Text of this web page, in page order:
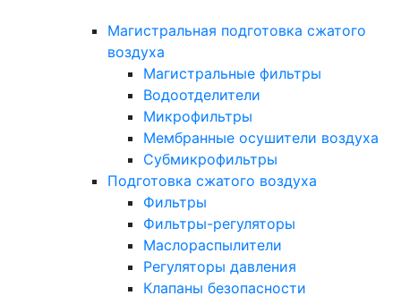
Магистральная подготовка сжатого
воздуха
Магистральные фильтры
Водоотделители
Микрофильтры
Мембранные осушители воздуха
Субмикрофильтры
Подготовка сжатого воздуха
Фильтры
Фильтры-регуляторы
Маслораспылители
Регуляторы давления
Клапаны безопасности